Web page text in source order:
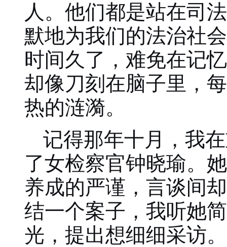
人。他们都是站在司
默地为我们的法治社
时间久了，难免在记
却像刀刻在脑子里，
热的涟漪。
记得那年十月，我
了女检察官钟晓瑜。
养成的严谨，言谈间
结一个案子，我听她
光，提出想细细采访